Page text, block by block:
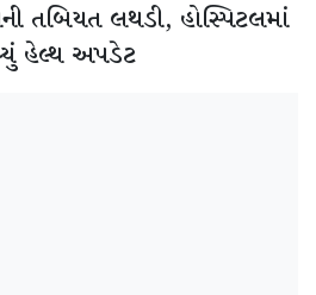
તબિયત લથડી, હોસ્પિટલમાં
હેલ્થ અપડેટ